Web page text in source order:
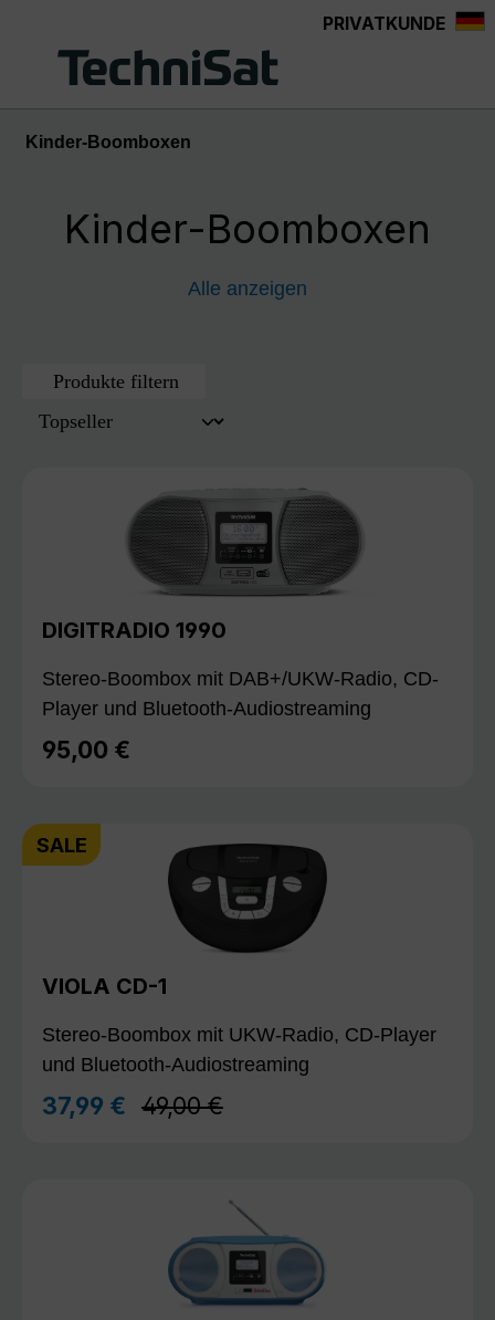
PRIVATKUNDE
Kinder-Boomboxen
Kinder-Boomboxen
Alle anzeigen
Produkte filtern
DIGITRADIO 1990
Stereo-Boombox mit DAB+/UKW-Radio, CD-
Player und Bluetooth-Audiostreaming
Regulärer Preis:
95,00 €
SALE
VIOLA CD-1
Stereo-Boombox mit UKW-Radio, CD-Player
und Bluetooth-Audiostreaming
Verkaufspreis:
37,99 € Regulärer Preis:
49,00 €